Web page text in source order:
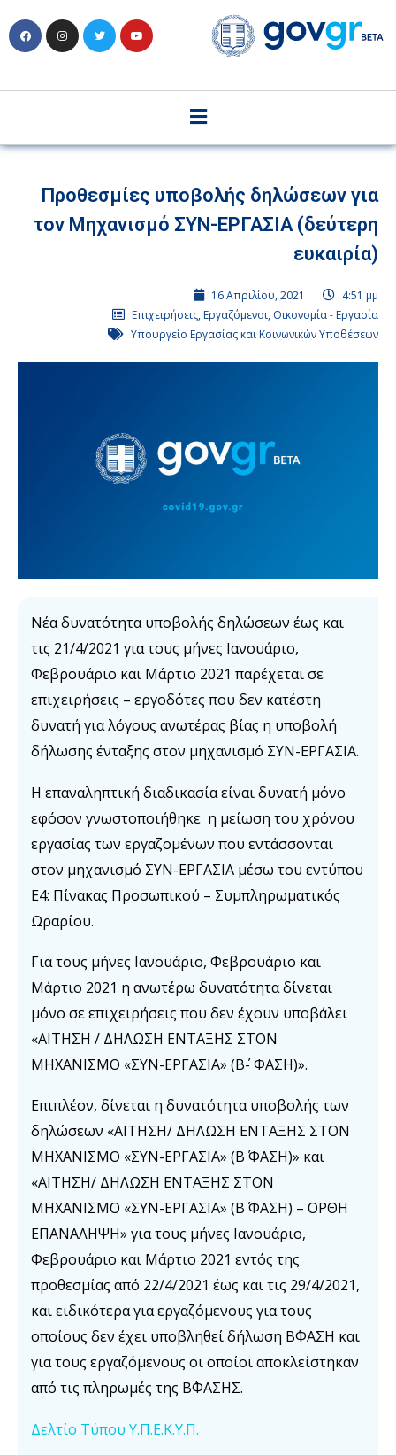
Προθεσμίες υποβολής δηλώσεων για
τον Μηχανισμό ΣΥΝ-ΕΡΓΑΣΙΑ (δεύτερη
ευκαιρία)
16 Απριλίου, 2021
4:51 μμ
Επιχειρήσεις, Εργαζόμενοι, Οικονομία - Εργασία
Υπουργείο Εργασίας και Κοινωνικών Υποθέσεων
Νέα δυνατότητα υποβολής δηλώσεων έως και
τις 21/4/2021 για τους μήνες Ιανουάριο,
Φεβρουάριο και Μάρτιο 2021 παρέχεται σε
επιχειρήσεις – εργοδότες που δεν κατέστη
δυνατή για λόγους ανωτέρας βίας η υποβολή
δήλωσης ένταξης στον μηχανισμό ΣΥΝ-ΕΡΓΑΣΙΑ.
Η επαναληπτική διαδικασία είναι δυνατή μόνο
εφόσον γνωστοποιήθηκε η μείωση του χρόνου
εργασίας των εργαζομένων που εντάσσονται
στον μηχανισμό ΣΥΝ-ΕΡΓΑΣΙΑ μέσω του εντύπου
Ε4: Πίνακας Προσωπικού – Συμπληρωματικός
Ωραρίου.
Για τους μήνες Ιανουάριο, Φεβρουάριο και
Μάρτιο 2021 η ανωτέρω δυνατότητα δίνεται
μόνο σε επιχειρήσεις που δεν έχουν υποβάλει
«ΑΙΤΗΣΗ / ΔΗΛΩΣΗ ΕΝΤΑΞΗΣ ΣΤΟΝ
ΜΗΧΑΝΙΣΜΟ «ΣΥΝ-ΕΡΓΑΣΙΑ» (Β΄- ΦΑΣΗ)».
Επιπλέον, δίνεται η δυνατότητα υποβολής των
δηλώσεων «ΑΙΤΗΣΗ/ ΔΗΛΩΣΗ ΕΝΤΑΞΗΣ ΣΤΟΝ
ΜΗΧΑΝΙΣΜΟ «ΣΥΝ-ΕΡΓΑΣΙΑ» (Β΄ ΦΑΣΗ)» και
«ΑΙΤΗΣΗ/ ΔΗΛΩΣΗ ΕΝΤΑΞΗΣ ΣΤΟΝ
ΜΗΧΑΝΙΣΜΟ «ΣΥΝ-ΕΡΓΑΣΙΑ» (Β΄ ΦΑΣΗ) – ΟΡΘΗ
ΕΠΑΝΑΛΗΨΗ» για τους μήνες Ιανουάριο,
Φεβρουάριο και Μάρτιο 2021 εντός της
προθεσμίας από 22/4/2021 έως και τις 29/4/2021,
και ειδικότερα για εργαζόμενους για τους
οποίους δεν έχει υποβληθεί δήλωση Β΄ΦΑΣΗ και
για τους εργαζόμενους οι οποίοι αποκλείστηκαν
από τις πληρωμές της Β΄ΦΑΣΗΣ.
Δελτίο Τύπου Υ.Π.Ε.Κ.Υ.Π.